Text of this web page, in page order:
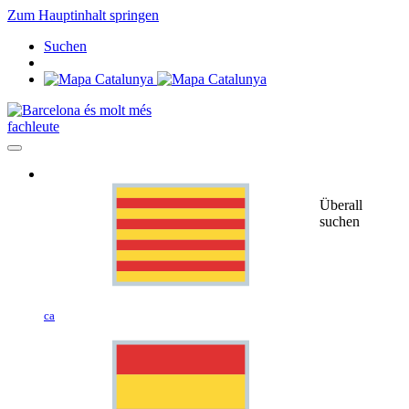
Zum Hauptinhalt springen
Suchen
fachleute
ca
Überall
suchen